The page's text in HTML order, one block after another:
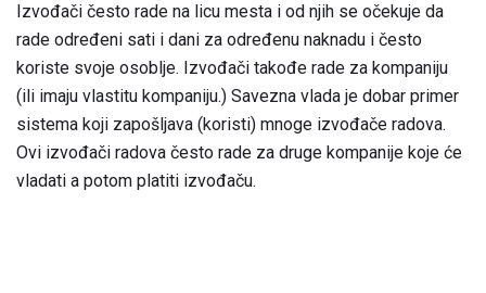
Izvođači često rade na licu mesta i od njih se očekuje da
rade određeni sati i dani za određenu naknadu i često
koriste svoje osoblje. Izvođači takođe rade za kompaniju
(ili imaju vlastitu kompaniju.) Savezna vlada je dobar primer
sistema koji zapošljava (koristi) mnoge izvođače radova.
Ovi izvođači radova često rade za druge kompanije koje će
vladati a potom platiti izvođaču.